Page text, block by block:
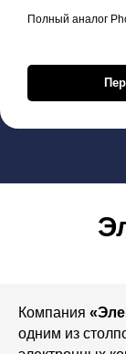
Полный аналог
Компания
одним из